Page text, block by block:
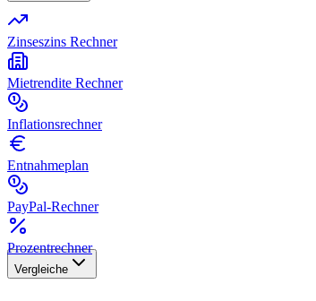
Zinseszins Rechner
Mietrendite Rechner
Inflationsrechner
Entnahmeplan
PayPal-Rechner
Prozentrechner
Vergleiche